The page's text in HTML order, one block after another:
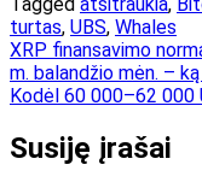
turtas, UBS, Whales
Navigacija
tarp
XRP finansavimo
m. balandžio mėn. –
Kodėl 60 000–62 000
Susiję įrašai